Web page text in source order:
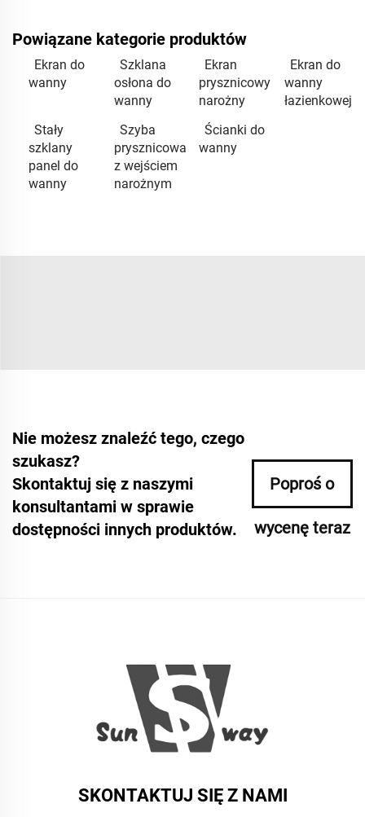
Powiązane kategorie produktów
Ekran do
wanny
Szklana
osłona do
wanny
Ekran
prysznicowy
narożny
Ekran do
wanny
łazienkowej
Stały
szklany
panel do
wanny
Szyba
prysznicowa
z wejściem
narożnym
Ścianki do
wanny
Nie możesz znaleźć tego, czego
szukasz?
Skontaktuj się z naszymi
konsultantami w sprawie
dostępności innych produktów.
Poproś o
wycenę teraz
SKONTAKTUJ SIĘ Z NAMI